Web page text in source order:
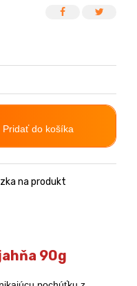
Pridať do košíka
na produkt
90g